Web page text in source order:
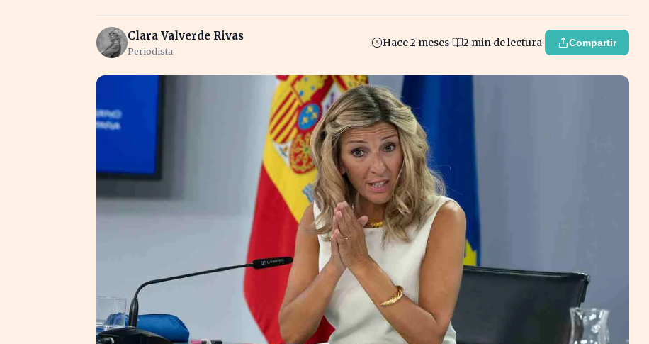
Clara Valverde Rivas
Periodista
Hace 2 meses 2 min de lectura Compartir